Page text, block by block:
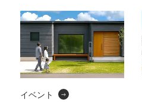
イベント